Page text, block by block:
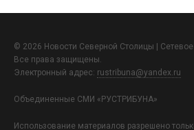
© 2026 Новости Северной Столицы |
Все права защищены.
Электронный адрес: rustribuna@yandex.ru
Объединенные СМИ «РУСТРИБУНА»
Использование материалов разрешено